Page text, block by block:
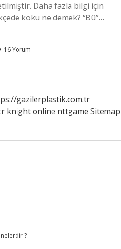
Daha fazla bilgi için
koku ne demek? “Bû”…
16 Yorum
gazilerplastik.com.tr
knight online nttgame Sitemap
nelerdir ?